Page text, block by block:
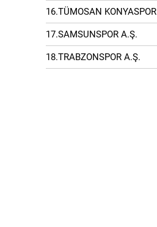
16.TÜMOSAN KONYASPOR
17.SAMSUNSPOR A.Ş.
18.TRABZONSPOR A.Ş.